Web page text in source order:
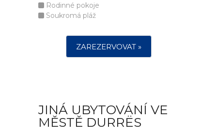
Rodinné pokoje
Soukromá pláž
ZAREZERVOVAT »
JINÁ UBYTOVÁNÍ VE
MĚSTĚ DURRËS